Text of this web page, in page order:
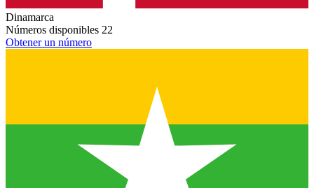
Dinamarca
Números disponibles 22
Obtener un número